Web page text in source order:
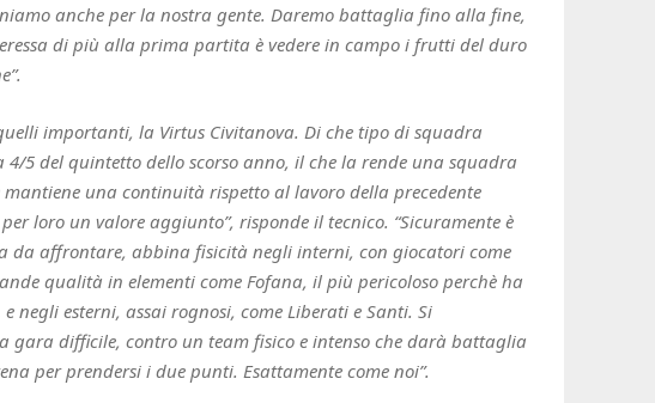
anche per la nostra gente. Daremo battaglia fino alla fine,
di più alla prima partita è vedere in campo i frutti del duro
importanti, la Virtus Civitanova. Di che tipo di squadra
4/5 del quintetto dello scorso anno, il che la rende una squadra
una continuità rispetto al lavoro della precedente
loro un valore aggiunto”, risponde il tecnico. “Sicuramente è
da affrontare, abbina fisicità negli interni, con giocatori come
qualità in elementi come Fofana, il più pericoloso perchè ha
negli esterni, assai rognosi, come Liberati e Santi. Si
gara difficile, contro un team fisico e intenso che darà battaglia
per prendersi i due punti. Esattamente come noi”.